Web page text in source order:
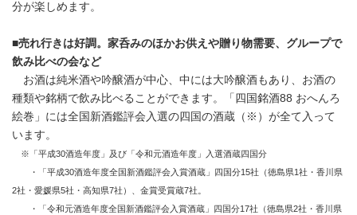
分が楽しめます。
■売れ行きは好調。家呑みのほかお供えや贈り物需要、グループで
飲み比べの会など
お酒は純米酒や吟醸酒が中心、中には大吟醸酒もあり、お酒の
種類や銘柄で飲み比べることができます。「四国銘酒88 おへんろ
絵巻」には全国新酒鑑評会入選の四国の酒蔵（※）が全て入って
います。
※「平成30酒造年度」及び「令和元酒造年度」入選酒蔵四国分
・「平成30酒造年度全国新酒鑑評会入賞酒蔵」四国分15社（徳島県1社・香川県
2社・愛媛県5社・高知県7社）、 金賞受賞蔵7社。
・「令和元酒造年度全国新酒鑑評会入賞酒蔵」四国分17社（徳島県2社・香川県